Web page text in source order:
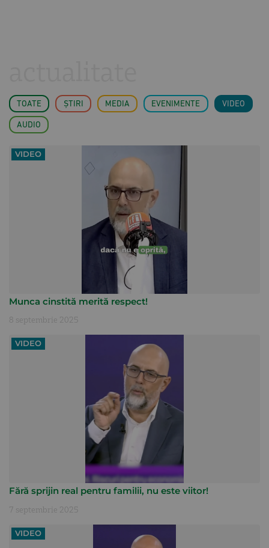
TOATE ȘTIRI MEDIA EVENIMENTE VIDEO
AUDIO
VIDEO
Munca cinstită merită respect!
8 septembrie 2025
VIDEO
Fără sprijin real pentru familii, nu este viitor!
7 septembrie 2025
VIDEO